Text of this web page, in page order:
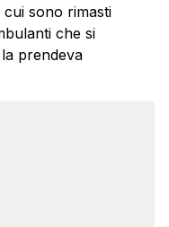
sono rimasti
che si
prendeva